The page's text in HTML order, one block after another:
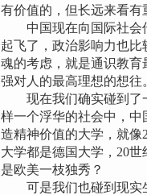
有价值的，但长远来看有
中国现在向国际社会传
起飞了，政治影响力也
魂的考虑，就是通识教
强对人的最高理想的想往
现在我们确实碰到了一
样一个浮华的社会中，中
造精神价值的大学，就像
大学都是德国大学，20
是欧美一枝独秀？
可是我们也碰到现实生